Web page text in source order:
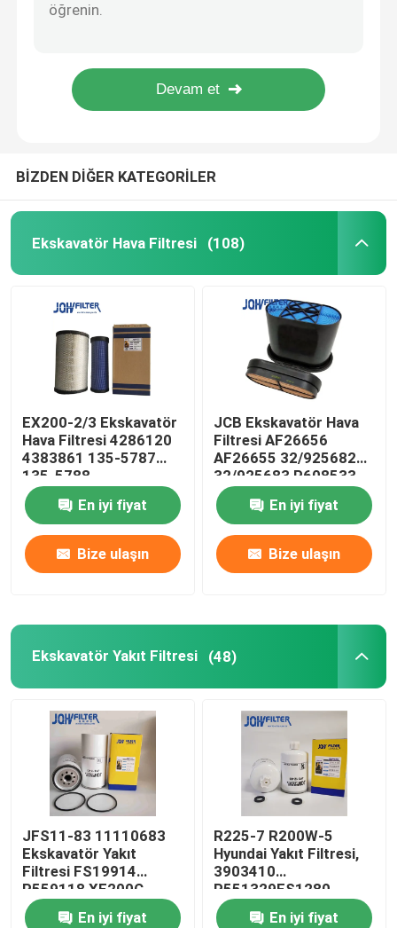
Ekskavatör Hidrolik Filtresi
Yakıt Su Ayırıcı
Kabin Hava Filtresi
Komatsu Filtresi
Hitachi Ekskavatör Filtreleri
Dizel Filtresi
Doosan Filtresi
Filtre Başlığı Tertibatı
BİZDEN DİĞER KATEGORİLER
Ekskavatör Hava Filtresi (108)
EX200-2/3 Ekskavatör
Hava Filtresi 4286120
4383861 135-5787
135-5788
En iyi fiyat
Bize ulaşın
JCB Ekskavatör Hava
Filtresi AF26656
AF26655 32/925682
32/925683 P608533
En iyi fiyat
Bize ulaşın
Ekskavatör Yakıt Filtresi (48)
JFS11-83 11110683
Ekskavatör Yakıt
Filtresi FS19914
P559118 XE200C
XE210C XE135B için
En iyi fiyat
R225-7 R200W-5
Hyundai Yakıt Filtresi,
3903410
P551329FS1280
Motor Parçaları
En iyi fiyat